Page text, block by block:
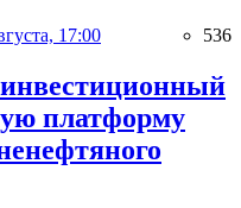
17:00 536
платформу